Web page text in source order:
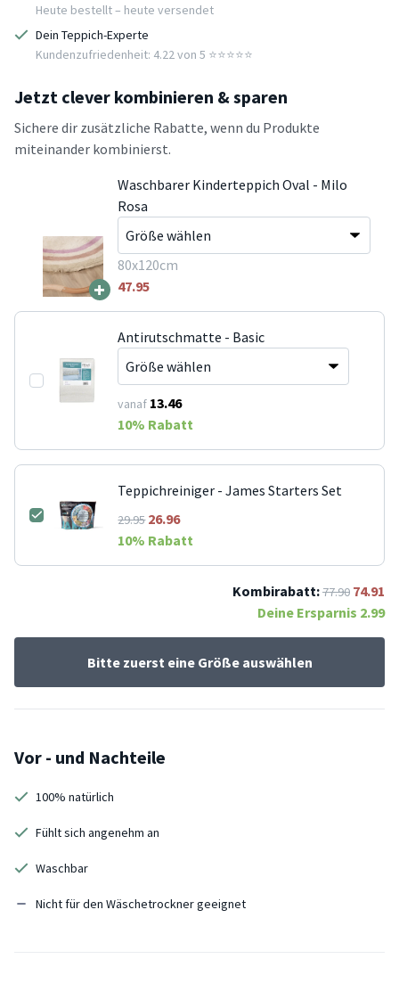
Heute bestellt – heute versendet
Dein Teppich-Experte
Kundenzufriedenheit: 4.22 von 5 ⭐️⭐️⭐️⭐️⭐️
Jetzt clever kombinieren & sparen
Sichere dir zusätzliche Rabatte, wenn du Produkte
miteinander kombinierst.
+
Waschbarer Kinderteppich Oval - Milo
Rosa
80x120cm
47.95
Antirutschmatte - Basic
vanaf 13.46
10% Rabatt
Teppichreiniger - James Starters Set
29.9526.96
10% Rabatt
Kombirabatt:77.90 74.91
Deine Ersparnis 2.99
Bitte zuerst eine Größe auswählen
Vor - und Nachteile
100% natürlich
Fühlt sich angenehm an
Waschbar
Nicht für den Wäschetrockner geeignet